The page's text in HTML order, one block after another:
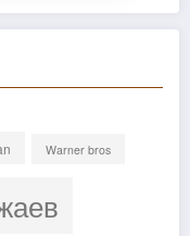
Warner bros